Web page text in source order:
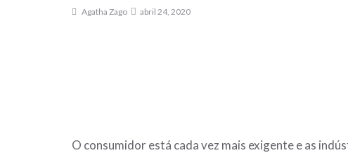
Agatha Zago abril 24, 2020
O consumidor está cada vez mais exigente e as